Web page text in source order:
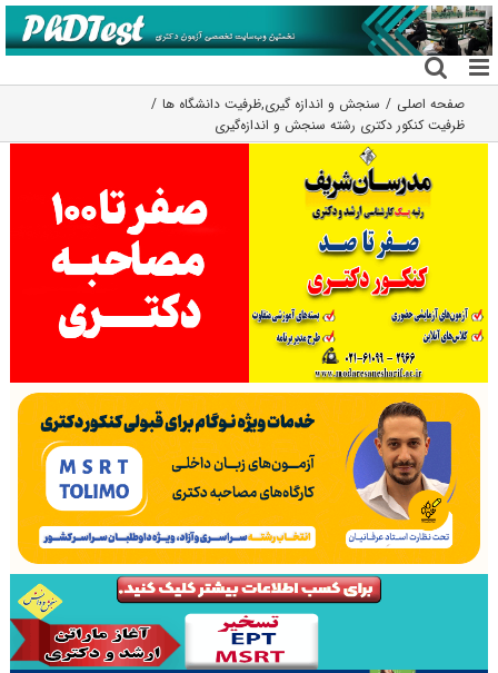
رفتن
به
محتوا
صفحه اصلی سنجش و اندازه گیری,ظرفیت دانشگاه ها
ظرفیت کنکور دکتری رشته ﺳﻨﺠﺶ و اﻧﺪازهﮔﻴﺮی